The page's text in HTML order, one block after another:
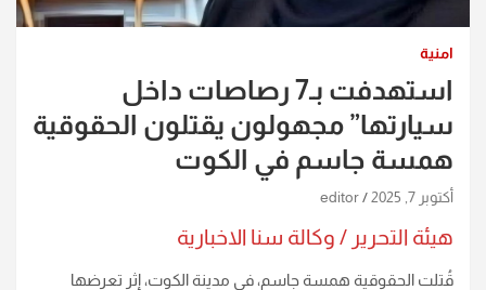
امنية
استهدفت بـ7 رصاصات داخل
سيارتها” مجهولون يقتلون الحقوقية
همسة جاسم في الكوت
أكتوبر 7, 2025 editor
هيئة التحرير / وكالة سنا الاخبارية
قُتلت الحقوقية همسة جاسم، في مدينة الكوت، إثر تعرضها